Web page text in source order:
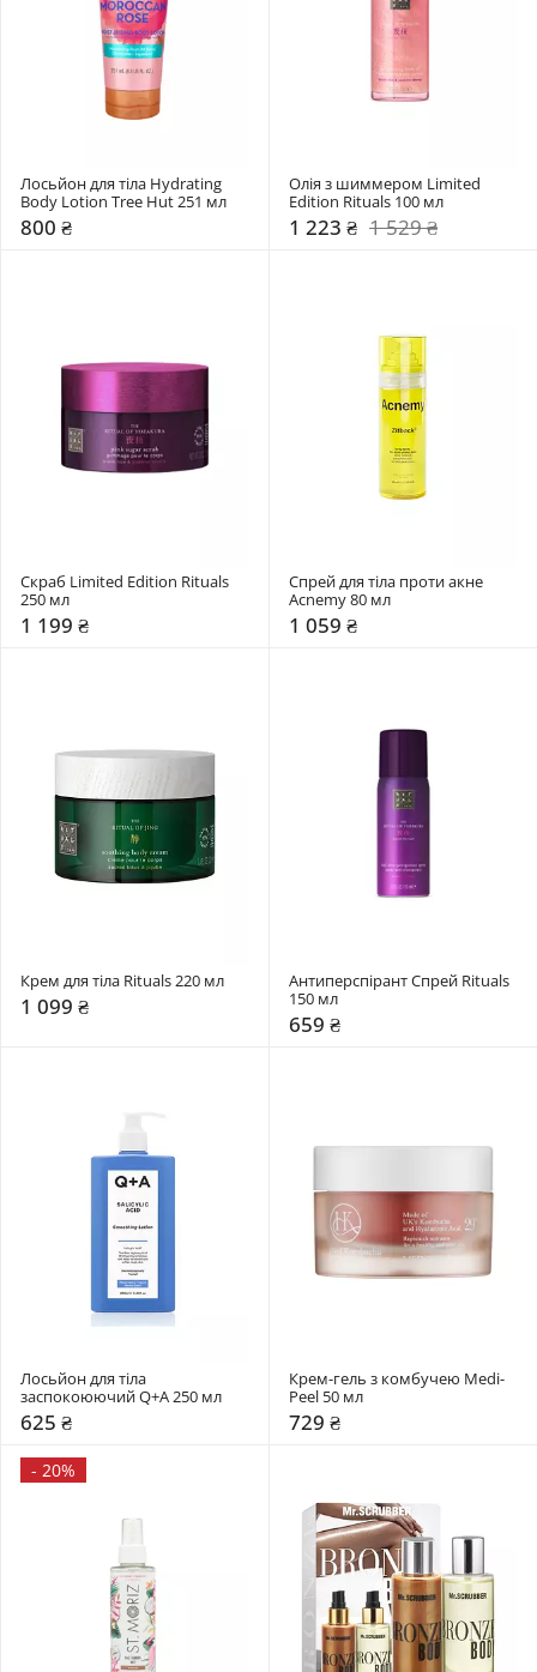
Лосьйон для тіла Hydrating
800 ₴
Олія з шиммером Limited
1 223 ₴ 1 529 ₴
Скраб Limited Edition Rituals
250 мл
1 199 ₴
Спрей для тіла проти акне
1 059 ₴
1 099 ₴
Антиперспірант Спрей Rituals
659 ₴
Лосьйон для тіла
625 ₴
Крем-гель з комбучею Medi-
Peel 50 мл
729 ₴
- 20%